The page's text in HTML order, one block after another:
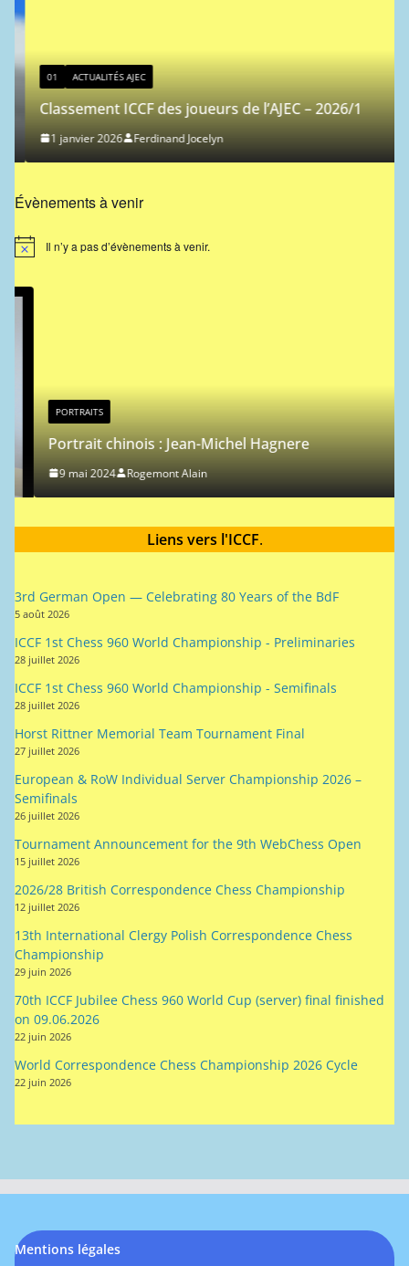
01 ACTUALITÉS AJEC
Classement ICCF des joueurs de l’AJEC – 2026/1
1 janvier 2026 Ferdinand Jocelyn
Évènements à venir
N
i
Il n’y a pas d’évènements à venir.
PORTRAITS
Portrait chinois : Jean-Michel Hagnere
9 mai 2024 Rogemont Alain
Liens vers l'ICCF.
3rd German Open — Celebrating 80 Years of the BdF
5 août 2026
ICCF 1st Chess 960 World Championship - Preliminaries
28 juillet 2026
ICCF 1st Chess 960 World Championship - Semifinals
28 juillet 2026
Horst Rittner Memorial Team Tournament Final
27 juillet 2026
European & RoW Individual Server Championship 2026 –
Semifinals
26 juillet 2026
Tournament Announcement for the 9th WebChess Open
15 juillet 2026
2026/28 British Correspondence Chess Championship
12 juillet 2026
13th International Clergy Polish Correspondence Chess
Championship
29 juin 2026
70th ICCF Jubilee Chess 960 World Cup (server) final finished
on 09.06.2026
22 juin 2026
World Correspondence Chess Championship 2026 Cycle
22 juin 2026
Mentions légales